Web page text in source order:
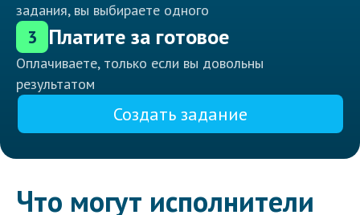
задания, вы выбираете одного
3 Платите за готовое
Оплачиваете, только если вы довольны
результатом
Создать задание
Что могут исполнители